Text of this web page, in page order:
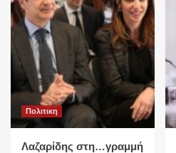
Πολιτικη
Λαζαρίδης στη…γραμμή